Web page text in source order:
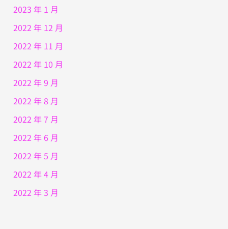
2023 年 1 月
2022 年 12 月
2022 年 11 月
2022 年 10 月
2022 年 9 月
2022 年 8 月
2022 年 7 月
2022 年 6 月
2022 年 5 月
2022 年 4 月
2022 年 3 月